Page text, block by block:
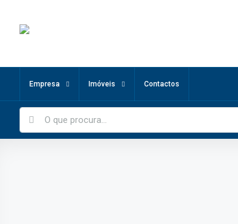
Empresa Imóveis Contactos